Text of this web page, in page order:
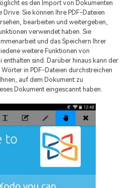
es den Import von Dokumenten
Sie können Ihre PDF-Dateien
bearbeiten und weitergeben,
verwendet haben. Sie
und das Speichern Ihrer
weitere Funktionen von
sind. Darüber hinaus kann der
in PDF-Dateien durchstreichen
auf dem Dokument zu
Dokument eingescannt haben.